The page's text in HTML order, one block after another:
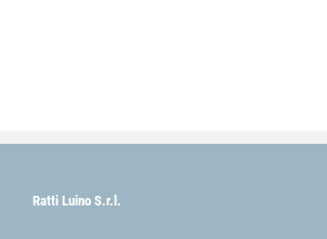
Ratti Luino S.r.l.